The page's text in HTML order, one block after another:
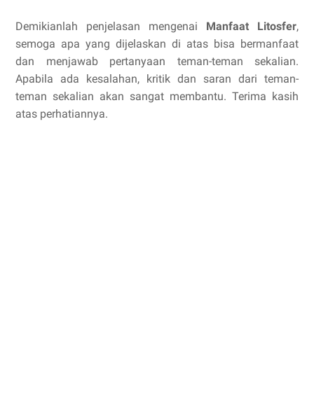
Demikianlah penjelasan mengenai Manfaat Litosfer,
semoga apa yang dijelaskan di atas bisa bermanfaat
dan menjawab pertanyaan teman-teman sekalian.
Apabila ada kesalahan, kritik dan saran dari teman-
teman sekalian akan sangat membantu. Terima kasih
atas perhatiannya.